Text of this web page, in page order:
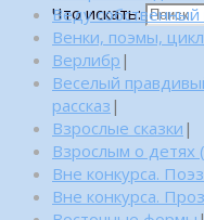
Что искать:
Веду собственный
Венки, поэмы,
Верлибр |
Веселый
рассказ |
Взрослые сказки |
Взрослым о детях
Вне конкурса.
Вне конкурса.